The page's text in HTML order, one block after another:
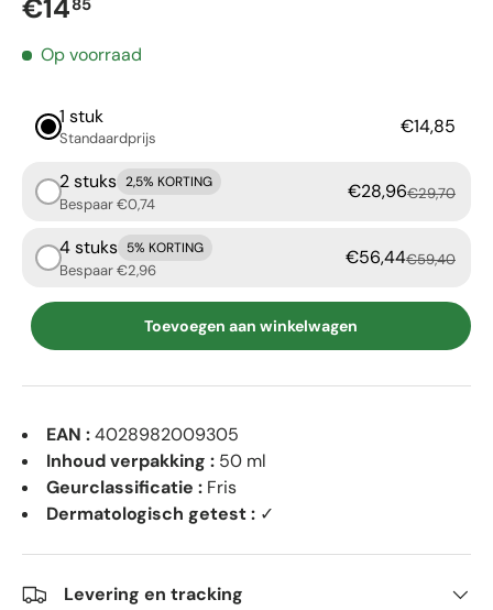
Reguliere prijs
€14
Op voorraad
1 stuk
Standaardprijs
€14,85
2 stuks 2,5% KORTING
Bespaar €0,74
€28,96€29,70
4 stuks 5% KORTING
Bespaar €2,96
€56,44€59,40
Toevoegen aan winkelwagen
EAN :4028982009305
Inhoud verpakking : 50 ml
Geurclassificatie : Fris
Dermatologisch getest : ✓
Levering en tracking